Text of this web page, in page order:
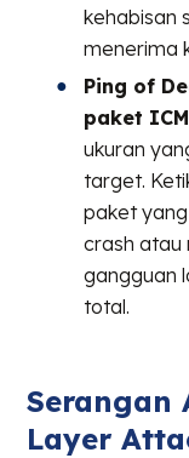
kehabisan
menerima
Ping of
paket
ukuran
target.
paket
crash atau
gangguan
total.
Serangan
Layer